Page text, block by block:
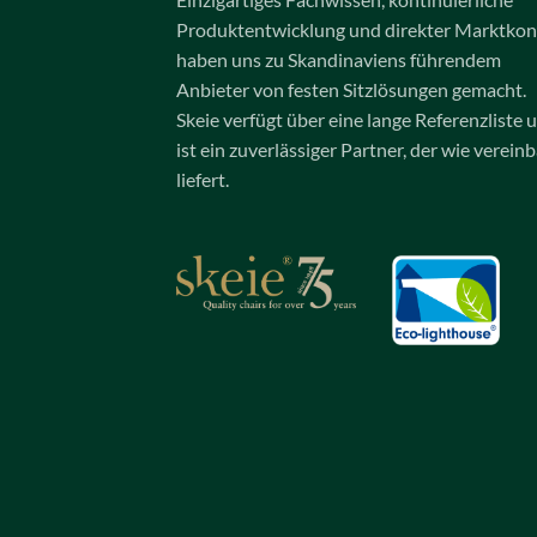
Produktentwicklung und direkter
haben uns zu Skandinaviens führendem
Anbieter von festen Sitzlösungen gemacht.
Skeie verfügt über eine lange Referenzliste
ist ein zuverlässiger Partner, der wie
liefert.